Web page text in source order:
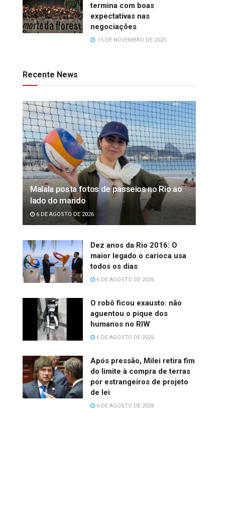
termina com boas
expectativas nas
negociações
15 DE NOVEMBRO DE 2025
Recente News
Malala posta fotos de passeios no Rio ao
lado do marido
6 DE AGOSTO DE 2026
Dez anos da Rio 2016: O
maior legado o carioca usa
todos os dias
6 DE AGOSTO DE 2026
O robô ficou exausto: não
aguentou o pique dos
humanos no RIW
6 DE AGOSTO DE 2026
Após pressão, Milei retira fim
do limite à compra de terras
por estrangeiros de projeto
de lei
6 DE AGOSTO DE 2026